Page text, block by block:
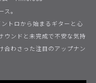
。
トロから始まるギターと心
ウンドと未完成で不安な気持
合わさった注目のアップナン